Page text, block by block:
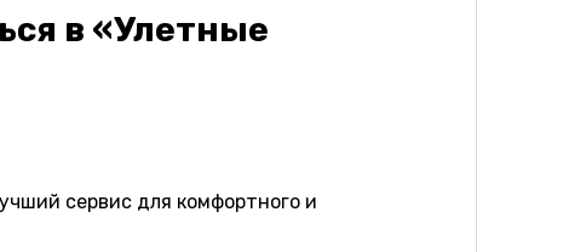
в «Улетные
сервис для комфортного и